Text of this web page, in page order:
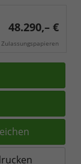
48.290,– €